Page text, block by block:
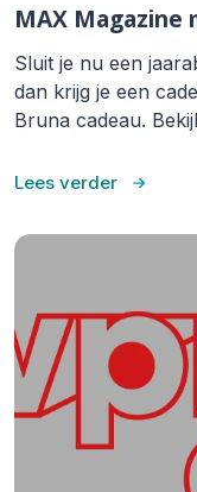
MAX
Sluit je nu een
dan krijg je een
Bruna cadeau.
Lees verder